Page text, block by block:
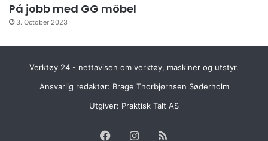
På jobb med GG möbel
3. October 2023
Verktøy 24 - nettavisen om verktøy, maskiner og utstyr.
Ansvarlig redaktør: Brage Thorbjørnsen Søderholm
Utgiver: Praktisk Talt AS
FacebookInstagram
RSS